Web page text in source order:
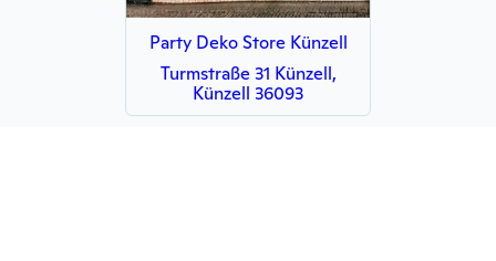
Party Deko Store Künzell
Turmstraße 31 Künzell,
Künzell 36093